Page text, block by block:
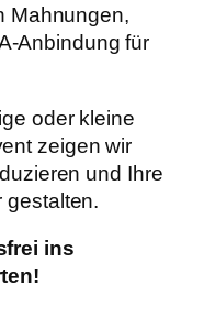
Mahnungen,
Anbindung für
oder kleine
zeigen wir
und Ihre
gestalten.
ins